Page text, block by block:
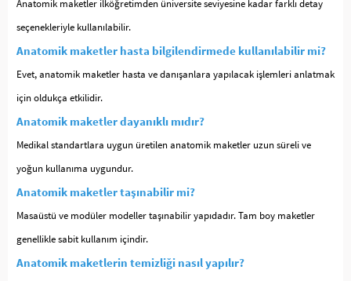
Anatomik maketler ilköğretimden üniversite seviyesine kadar farklı detay
seçenekleriyle kullanılabilir.
Anatomik maketler hasta bilgilendirmede kullanılabilir mi?
Evet, anatomik maketler hasta ve danışanlara yapılacak işlemleri anlatmak
için oldukça etkilidir.
Anatomik maketler dayanıklı mıdır?
Medikal standartlara uygun üretilen anatomik maketler uzun süreli ve
yoğun kullanıma uygundur.
Anatomik maketler taşınabilir mi?
Masaüstü ve modüler modeller taşınabilir yapıdadır. Tam boy maketler
genellikle sabit kullanım içindir.
Anatomik maketlerin temizliği nasıl yapılır?